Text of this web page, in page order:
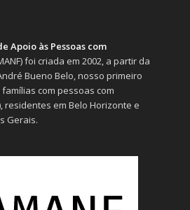
Apoio às Pessoas com
foi criada em 2002, a partir da
Bueno Belo, nosso primeiro
com pessoas com
residentes em Belo Horizonte e
Gerais.